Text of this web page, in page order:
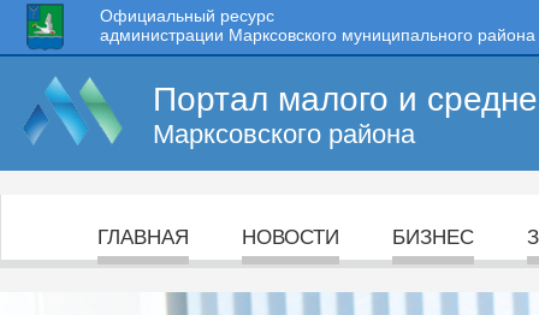
Официальный ресурс
администрации Марксовского муниципального района
Портал малого и
Марксовского района
ГЛАВНАЯ НОВОСТИ БИЗНЕС